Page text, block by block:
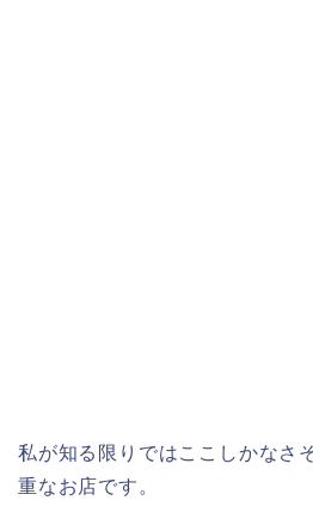
私が知る限りではここしかなさ
重なお店です。